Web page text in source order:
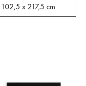
102,5 x 217,5 cm